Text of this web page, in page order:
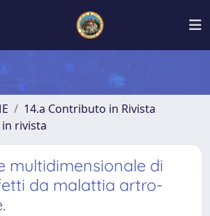
14.a Contributo in Rivista
rivista
multidimensionale di
da malattia artro-